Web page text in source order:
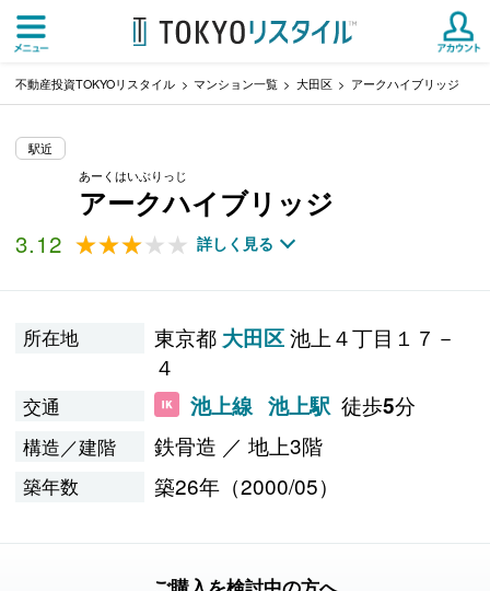
不動産投資TOKYOリスタイル マンション一覧 大田区 アークハイブリッジ
駅近
あーくはいぶりっじ
アークハイブリッジ
3.12 ★★★★★
★★★★★ 詳しく見る
所在地 東京都 大田区池上４丁目１７－
４
交通 池上線 池上駅 徒歩5分
構造／建階 鉄骨造 ／ 地上3階
築年数 築26年（2000/05）